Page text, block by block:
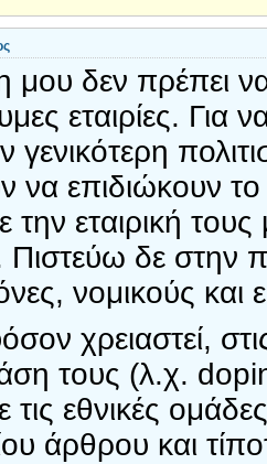
δεν πρέπει
εταιρίες.
γενικότερη
να επιδιώκουν
εταιρική
Πιστεύω δε στην
νομικούς και
χρειαστεί,
τους (λ.χ.
τις εθνικές
άρθρου και